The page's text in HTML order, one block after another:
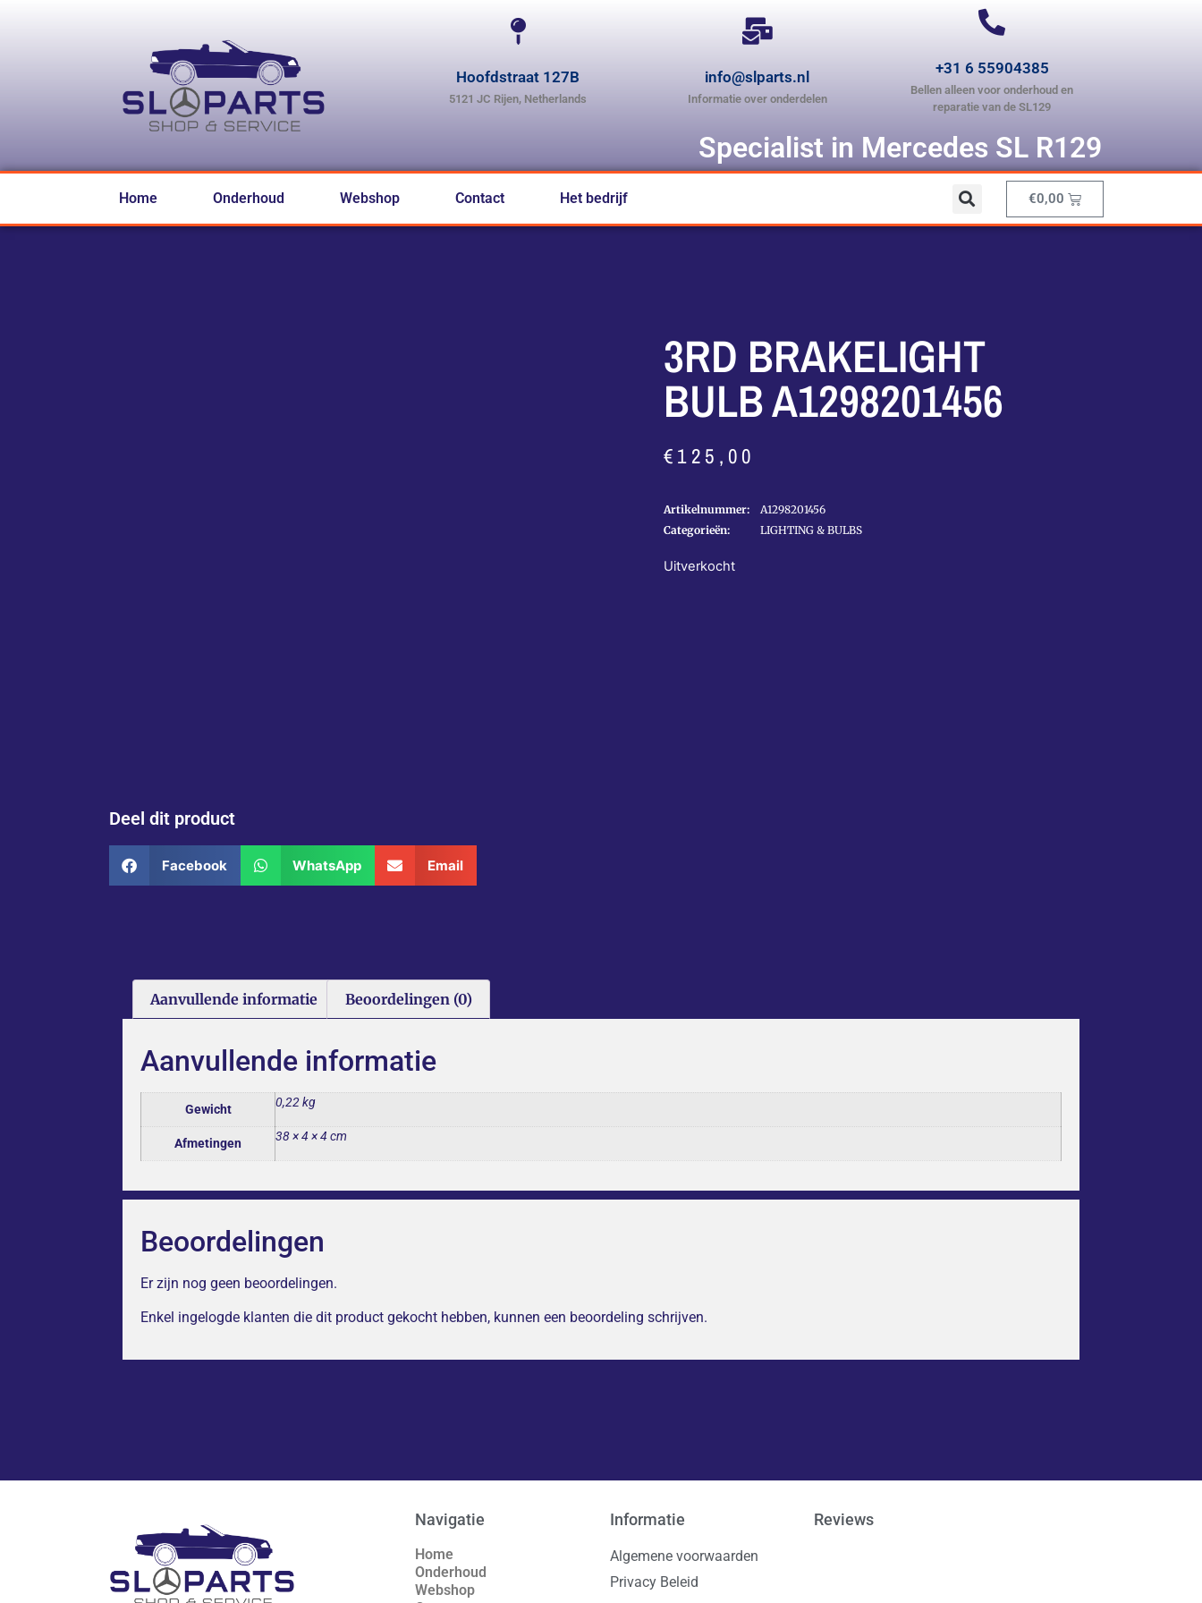
Hoofdstraat 127B
5121 JC Rijen, Netherlands
info@slparts.nl
Informatie over onderdelen
+31 6 55904385
Bellen alleen voor onderhoud en
reparatie van de SL129
Specialist in Mercedes SL R129
Home Onderhoud Webshop Contact Het bedrijf €0,00
Deel dit product
Facebook WhatsApp Email
3RD BRAKELIGHT
BULB A1298201456
€125,00
Artikelnummer:
A1298201456
Categorieën:
LIGHTING & BULBS
Uitverkocht
Aanvullende informatie Beoordelingen (0)
Aanvullende informatie
Gewicht 0,22 kg
Afmetingen 38 × 4 × 4 cm
Beoordelingen
Er zijn nog geen beoordelingen.
Enkel ingelogde klanten die dit product gekocht hebben, kunnen een beoordeling schrijven.
Navigatie
Home
Onderhoud
Webshop
Informatie
Algemene voorwaarden
Privacy Beleid
Reviews